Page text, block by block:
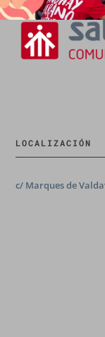
LOCALIZACIÓN
c/ Marques de